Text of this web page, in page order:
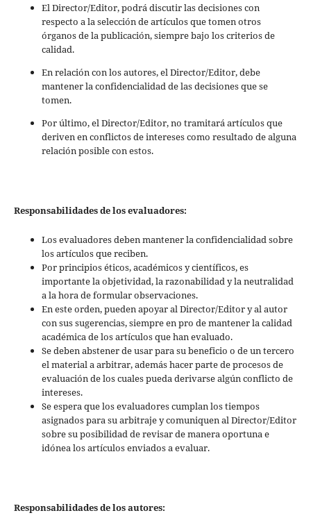
El Director/Editor, podrá discutir las decisiones con
respecto a la selección de artículos que tomen otros
órganos de la publicación, siempre bajo los criterios de
calidad.
En relación con los autores, el Director/Editor, debe
mantener la confidencialidad de las decisiones que se
tomen.
Por último, el Director/Editor, no tramitará artículos que
deriven en conflictos de intereses como resultado de alguna
relación posible con estos.
Responsabilidades de los evaluadores:
Los evaluadores deben mantener la confidencialidad sobre
los artículos que reciben.
Por principios éticos, académicos y científicos, es
importante la objetividad, la razonabilidad y la neutralidad
a la hora de formular observaciones.
En este orden, pueden apoyar al Director/Editor y al autor
con sus sugerencias, siempre en pro de mantener la calidad
académica de los artículos que han evaluado.
Se deben abstener de usar para su beneficio o de un tercero
el material a arbitrar, además hacer parte de procesos de
evaluación de los cuales pueda derivarse algún conflicto de
intereses.
Se espera que los evaluadores cumplan los tiempos
asignados para su arbitraje y comuniquen al Director/Editor
sobre su posibilidad de revisar de manera oportuna e
idónea los artículos enviados a evaluar.
Responsabilidades de los autores: